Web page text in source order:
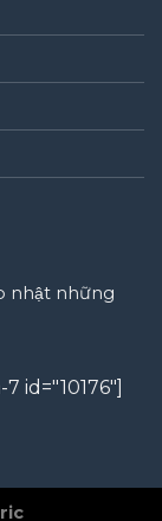
nhật những
id="10176"]